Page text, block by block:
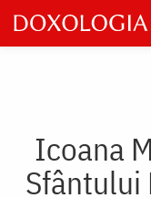
Skip
to
main
Icoana